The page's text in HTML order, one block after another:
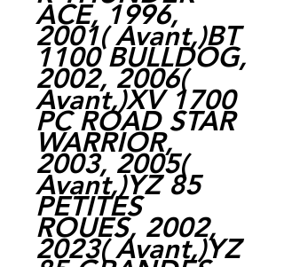
ACE, 1996,
2001( Avant,)BT
1100 BULLDOG,
2002, 2006(
Avant,)XV 1700
PC ROAD STAR
WARRIOR,
2003, 2005(
Avant,)YZ 85
PETITES
ROUES, 2002,
2023( Avant,)YZ